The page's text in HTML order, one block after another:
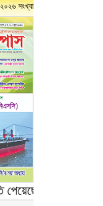
সংখ্যা
ঢাকা